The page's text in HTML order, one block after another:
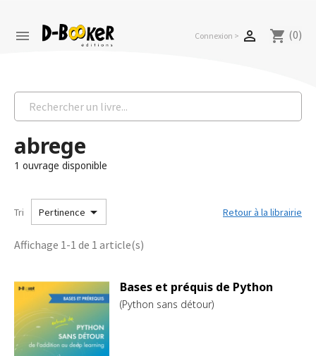
 Connexion >  shopping_cart (0)
abrege
1 ouvrage disponible
Tri Pertinence  Retour à la librairie
Affichage 1-1 de 1 article(s)
Bases et préquis de Python
(Python sans détour)